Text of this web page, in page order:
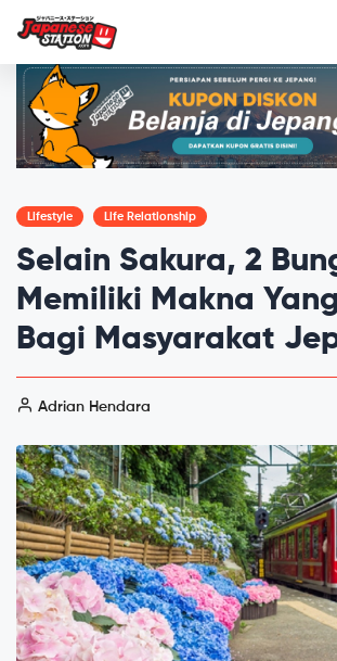
Lifestyle Life Relationship
Selain Sakura, 2
Memiliki Makna
Bagi Masyarakat
Adrian Hendara